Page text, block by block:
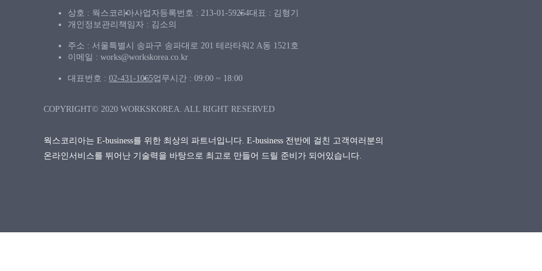
상호 : 웍스코리아사업자등록번호 : 213-01-59254대표 : 김형기
개인정보관리책임자 : 김소의
주소 : 서울특별시 송파구 송파대로 201 테라타워2 A동 1521호
이메일 : works@workskorea.co.kr
대표번호 : 02-431-1065업무시간 : 09:00 ~ 18:00
COPYRIGHT© 2020 WORKSKOREA. ALL RIGHT RESERVED
웍스코리아는 E-business를 위한 최상의 파트너입니다. E-business 전반에 걸친 고객여러분의
온라인서비스를 뛰어난 기술력을 바탕으로 최고로 만들어 드릴 준비가 되어있습니다.